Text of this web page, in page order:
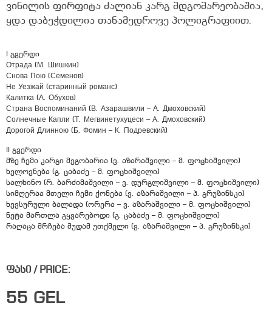
ვინილის ფირფიტა ძალიან კარგ მდგომარეობაშია,
ყდა დაბეჭდილია თანამედროვე პოლიგრაფიით.
I გვერდი
Отрада (М. Шишкин)
Снова Пою (Семенов)
Не Уезжай (старинный романс)
Калитка (А. Обухов)
Страна Воспоминаний (В. Азарашвили – А. Дмоховский)
Солнечные Капли (Т. Мегвинетухуцеси – А. Дмоховский)
Дорогой Длинною (Б. Фомин – К. Подревский)
II გვერდი
მზე ჩემი კარგი მეგობარია (ვ. აზარაშვილი – მ. ფოცხიშვილი)
ხელოვნება (გ. ცაბაძე – მ. ფოცხიშვილი)
სალხინო (რ. ბარძიმაშვილი – ვ. დურგლიშვილი – მ. ფოცხიშვილი)
სიმღერაა მთელი ჩემი ქონება (ვ. აზარაშვილი – პ. გრუზინსკი)
ხევსურული ბალადა (ორერა – ვ. აზარაშვილი – მ. ფოცხიშვილი)
ნეტა მართლა გყვარებოდი (გ. ცაბაძე – მ. ფოცხიშვილი)
რაღაცა მრჩება მუდამ უთქმელი (ვ. აზარაშვილი – პ. გრუზინსკი)
ფასი / PRICE:
55 GEL